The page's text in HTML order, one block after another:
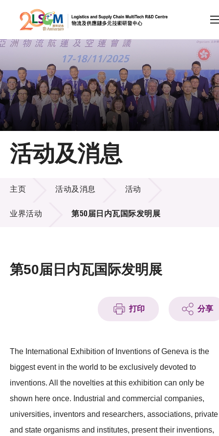
跳到内容（按回车键）
会员登录
A A EN 繁 简
主页
关于LSCM
技术商品化
项目及资助计划
活动及消息
科技分享
会籍
活动及消息
活动及消息
主页 活动及消息 活动
业界活动 第50届日内瓦国际发明展
第50届日内瓦国际发明展
打印 分享
The International Exhibition of Inventions of Geneva is the
biggest event in the world to be exclusively devoted to
inventions. All the novelties at this exhibition can only be
shown here once. Industrial and commercial companies,
universities, inventors and researchers, associations, private
and state organisms and institutes, present their inventions,